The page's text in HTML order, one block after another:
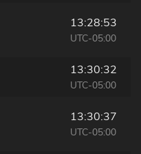
13:28:53
UTC-05:00
13:30:32
UTC-05:00
13:30:37
UTC-05:00